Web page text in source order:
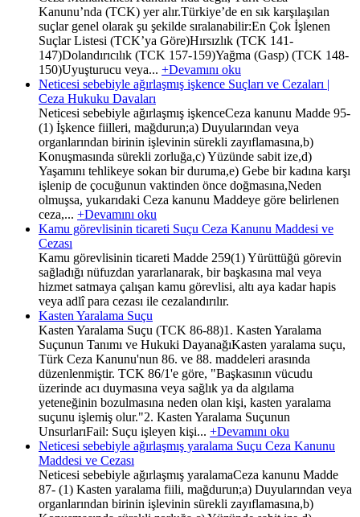
Kanunu’nda (TCK) yer alır.Türkiye’de en sık karşılaşılan
suçlar genel olarak şu şekilde sıralanabilir:En Çok İşlenen
Suçlar Listesi (TCK’ya Göre)Hırsızlık (TCK 141-
147)Dolandırıcılık (TCK 157-159)Yağma (Gasp) (TCK 148-
150)Uyuşturucu veya... +Devamını oku
Neticesi sebebiyle ağırlaşmış işkence Suçları ve Cezaları |
Ceza Hukuku Davaları
Neticesi sebebiyle ağırlaşmış işkenceCeza kanunu Madde 95-
(1) İşkence fiilleri, mağdurun;a) Duyularından veya
organlarından birinin işlevinin sürekli zayıflamasına,b)
Konuşmasında sürekli zorluğa,c) Yüzünde sabit ize,d)
Yaşamını tehlikeye sokan bir duruma,e) Gebe bir kadına karşı
işlenip de çocuğunun vaktinden önce doğmasına,Neden
olmuşsa, yukarıdaki Ceza kanunu Maddeye göre belirlenen
ceza,... +Devamını oku
Kamu görevlisinin ticareti Suçu Ceza Kanunu Maddesi ve
Cezası
Kamu görevlisinin ticareti Madde 259(1) Yürüttüğü görevin
sağladığı nüfuzdan yararlanarak, bir başkasına mal veya
hizmet satmaya çalışan kamu görevlisi, altı aya kadar hapis
veya adlî para cezası ile cezalandırılır.
Kasten Yaralama Suçu
Kasten Yaralama Suçu (TCK 86-88)1. Kasten Yaralama
Suçunun Tanımı ve Hukuki DayanağıKasten yaralama suçu,
Türk Ceza Kanunu'nun 86. ve 88. maddeleri arasında
düzenlenmiştir. TCK 86/1'e göre, "Başkasının vücudu
üzerinde acı duymasına veya sağlık ya da algılama
yeteneğinin bozulmasına neden olan kişi, kasten yaralama
suçunu işlemiş olur."2. Kasten Yaralama Suçunun
UnsurlarıFail: Suçu işleyen kişi... +Devamını oku
Neticesi sebebiyle ağırlaşmış yaralama Suçu Ceza Kanunu
Maddesi ve Cezası
Neticesi sebebiyle ağırlaşmış yaralamaCeza kanunu Madde
87- (1) Kasten yaralama fiili, mağdurun;a) Duyularından veya
organlarından birinin işlevinin sürekli zayıflamasına,b)